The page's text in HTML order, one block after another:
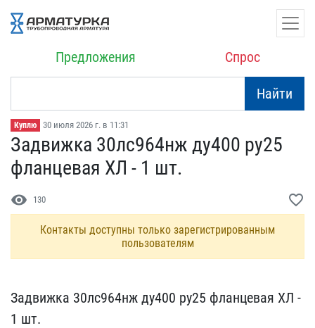
Предложения Спрос
Найти
Куплю 30 июля 2026 г. в 11:31
Задвижка 30лс964нж ду400​ ру25
фланцевая ХЛ - 1 ш​т.
visibility 130 favorite_border
Контакты доступны только зарегистрированным
пользователям
Задвижка 30лс964нж ду400​ ру25 фланцевая ХЛ -
1 ш​т.